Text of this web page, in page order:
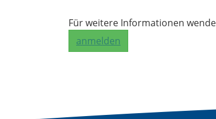
Für weitere Informationen
anmelden